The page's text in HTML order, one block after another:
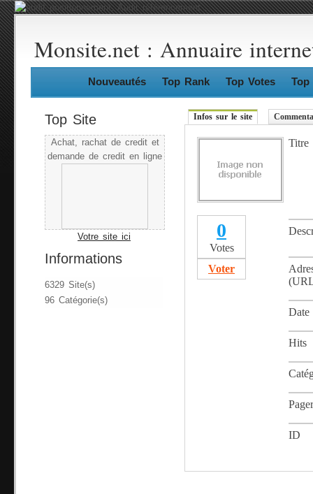
Monsite.net : Annuaire
Nouveautés Top Rank Top Votes Top
Top Site
Achat, rachat de credit et
demande de credit en ligne
Votre site ici
Informations
6329 Site(s)
96 Catégorie(s)
Infos sur le site
0
Votes
Voter
Titre
Date
Hits
ID